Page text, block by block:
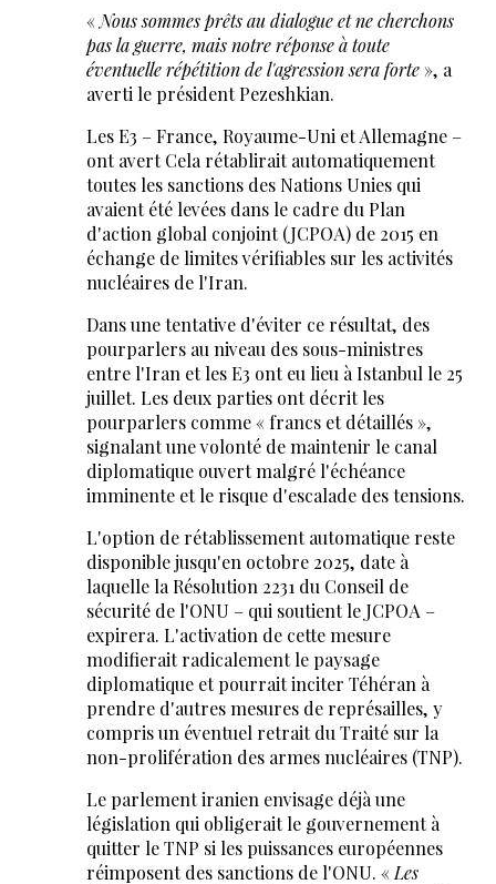
«Nous sommes prêts au dialogue et ne cherchons
pas la guerre, mais notre réponse à toute
éventuelle répétition de l'agression sera forte», a
averti le président Pezeshkian.
Les E3 – France, Royaume-Uni et Allemagne –
ont avert Cela rétablirait automatiquement
toutes les sanctions des Nations Unies qui
avaient été levées dans le cadre du Plan
d'action global conjoint (JCPOA) de 2015 en
échange de limites vérifiables sur les activités
nucléaires de l'Iran.
Dans une tentative d'éviter ce résultat, des
pourparlers au niveau des sous-ministres
entre l'Iran et les E3 ont eu lieu à Istanbul le 25
juillet. Les deux parties ont décrit les
pourparlers comme « francs et détaillés »,
signalant une volonté de maintenir le canal
diplomatique ouvert malgré l'échéance
imminente et le risque d'escalade des tensions.
L'option de rétablissement automatique reste
disponible jusqu'en octobre 2025, date à
laquelle la Résolution 2231 du Conseil de
sécurité de l'ONU – qui soutient le JCPOA –
expirera. L'activation de cette mesure
modifierait radicalement le paysage
diplomatique et pourrait inciter Téhéran à
prendre d'autres mesures de représailles, y
compris un éventuel retrait du Traité sur la
non-prolifération des armes nucléaires (TNP).
Le parlement iranien envisage déjà une
législation qui obligerait le gouvernement à
quitter le TNP si les puissances européennes
réimposent des sanctions de l'ONU. «Les